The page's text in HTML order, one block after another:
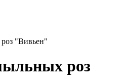
"Вивьен"
роз